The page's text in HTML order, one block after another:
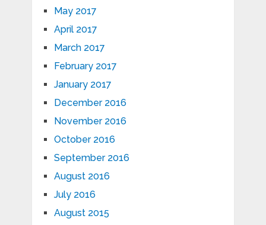
May 2017
April 2017
March 2017
February 2017
January 2017
December 2016
November 2016
October 2016
September 2016
August 2016
July 2016
August 2015